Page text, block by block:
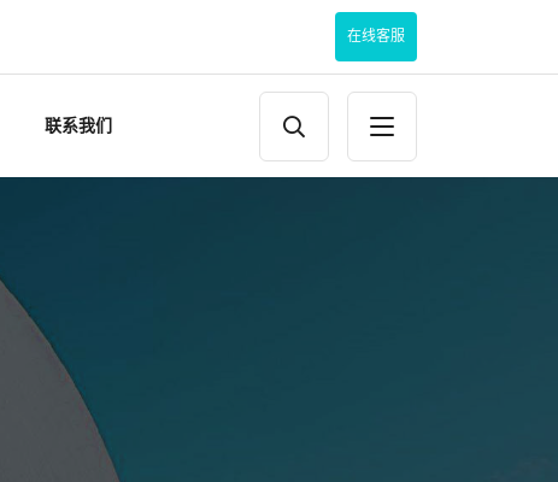
在线客服
联系我们